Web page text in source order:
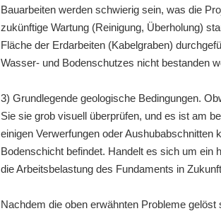
Bauarbeiten werden schwierig sein, was die
zukünftige Wartung (Reinigung, Überholung)
Fläche der Erdarbeiten (Kabelgraben)
Wasser- und Bodenschutzes nicht bestanden
3) Grundlegende geologische Bedingungen.
Sie sie grob visuell überprüfen, und es ist am
einigen Verwerfungen oder
Bodenschicht befindet. Handelt es sich um ein
die Arbeitsbelastung des Fundaments in
Nachdem die oben erwähnten Probleme